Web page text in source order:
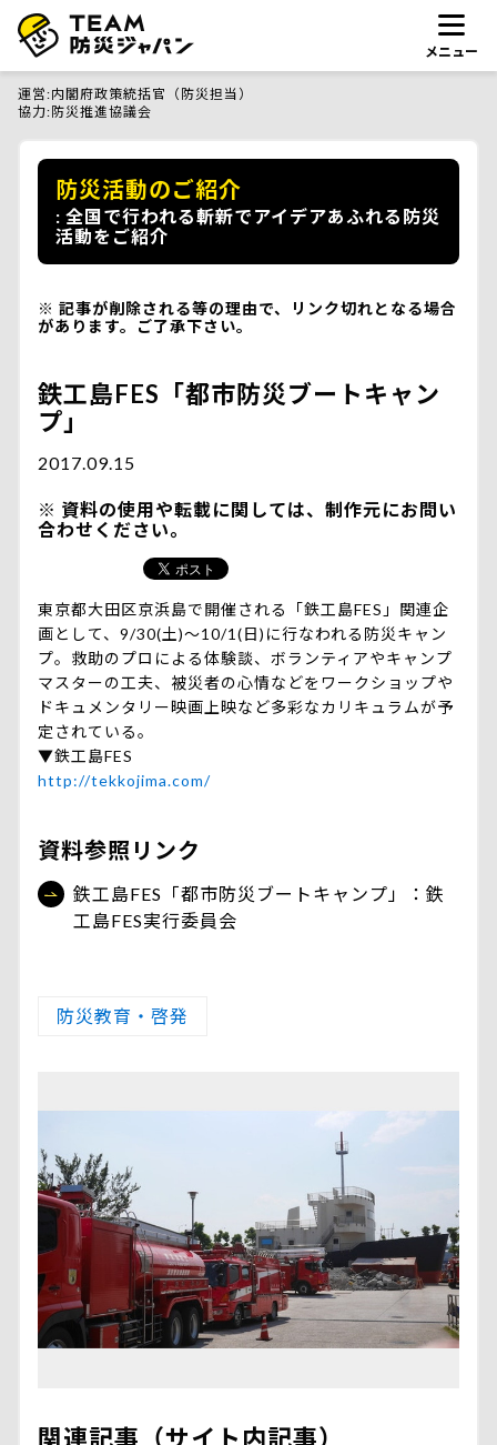
メニュー
運営 内閣府政策統括官（防災担当）
協力 防災推進協議会
防災活動のご紹介
全国で行われる斬新でアイデアあふれる防災
活動をご紹介
記事が削除される等の理由で、リンク切れとなる場合
があります。ご了承下さい。
鉄工島FES「都市防災ブートキャン
プ」
2017.09.15
資料の使用や転載に関しては、制作元にお問い
合わせください。
東京都大田区京浜島で開催される「鉄工島FES」関連企
画として、9/30(土)～10/1(日)に行なわれる防災キャン
プ。救助のプロによる体験談、ボランティアやキャンプ
マスターの工夫、被災者の心情などをワークショップや
ドキュメンタリー映画上映など多彩なカリキュラムが予
定されている。
▼鉄工島FES
http://tekkojima.com/
資料参照リンク
鉄工島FES「都市防災ブートキャンプ」：鉄
工島FES実行委員会
防災教育・啓発
関連記事（サイト内記事）